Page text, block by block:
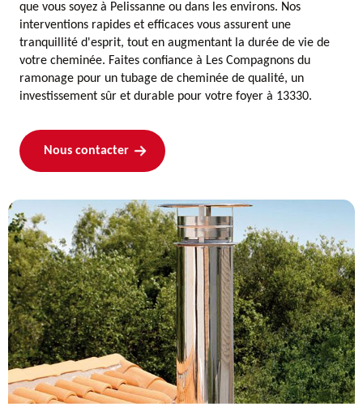
que vous soyez à Pelissanne ou dans les environs. Nos
interventions rapides et efficaces vous assurent une
tranquillité d'esprit, tout en augmentant la durée de vie de
votre cheminée. Faites confiance à Les Compagnons du
ramonage pour un tubage de cheminée de qualité, un
investissement sûr et durable pour votre foyer à 13330.
Nous contacter